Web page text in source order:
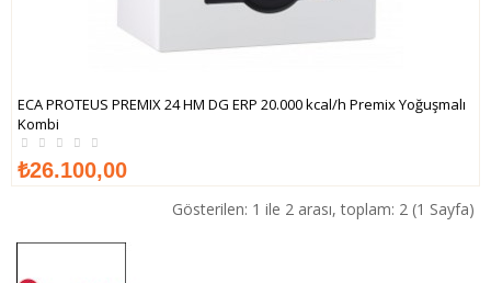
ECA PROTEUS PREMIX 24 HM DG ERP 20.000 kcal/h Premix Yoğuşmalı
Kombi
₺26.100,00
Gösterilen: 1 ile 2 arası, toplam: 2 (1 Sayfa)